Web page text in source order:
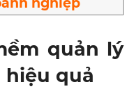
quản lý
quả